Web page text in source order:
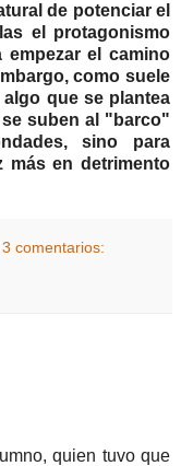
de potenciar el
el protagonismo
el camino
como suele
que se plantea
suben al "barco"
sino para
más en detrimento
3 comentarios:
quien tuvo que